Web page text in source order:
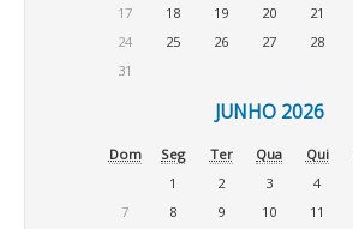
17
18 19 20 21
24
25 26 27 28
31
JUNHO 2026
Dom Seg Ter Qua Qui
1
2 3 4
7
8 9 10 11